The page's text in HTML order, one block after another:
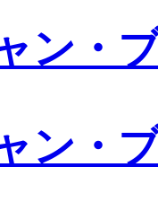
ン・
ン・